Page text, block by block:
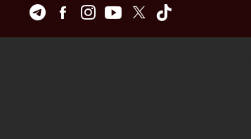
TelegramFacebookInstagramYoutubeTwitter